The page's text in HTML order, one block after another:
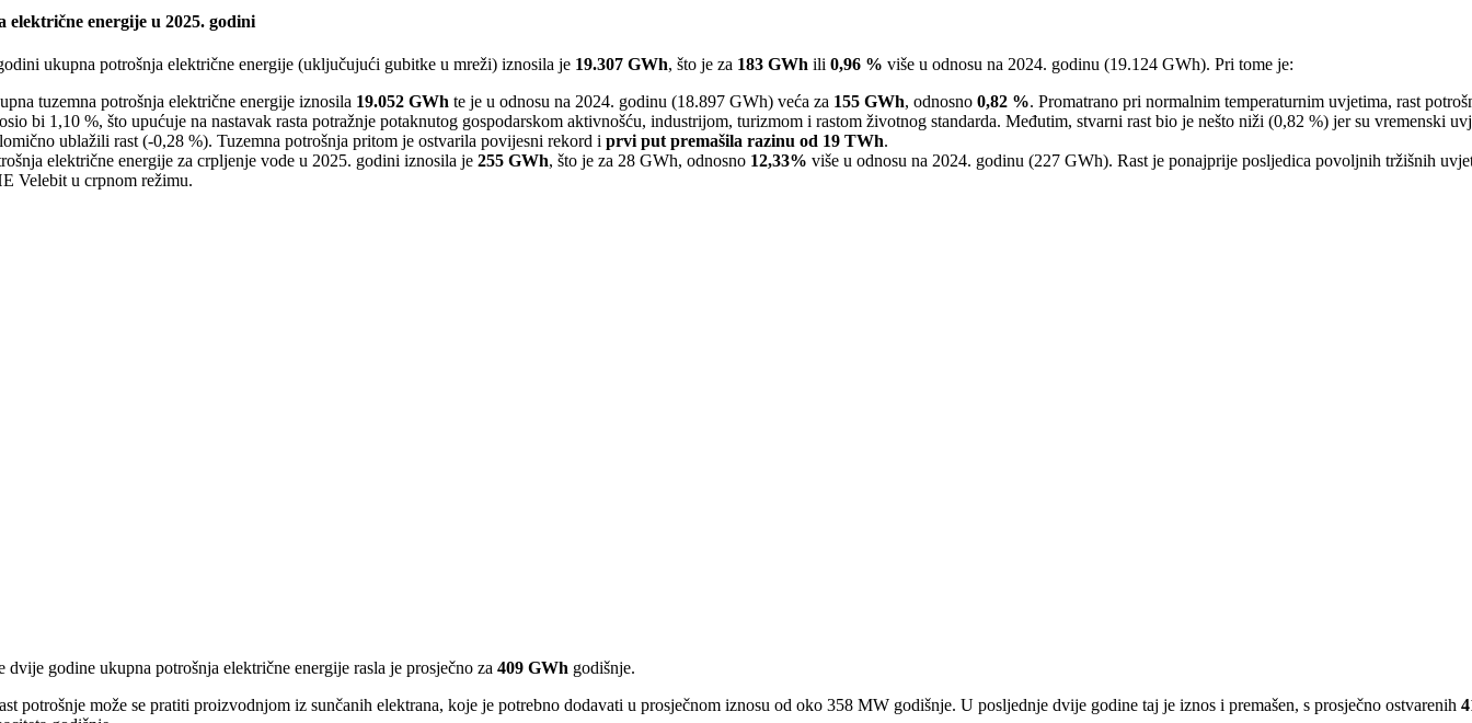
električne energije u 2025. godini
ukupna potrošnja električne energije (uključujući gubitke u mreži) iznosila je 19.307 GWh, što je za 183 GWh ili 0,96 % više u odnosu na 2024. godinu (19.124 GWh). Pri tome je:
tuzemna potrošnja električne energije iznosila 19.052 GWh te je u odnosu na 2024. godinu (18.897 GWh) veća za 155 GWh, odnosno 0,82 %. Promatrano pri normalnim temperaturnim uvjetima, rast
bi 1,10 %, što upućuje na nastavak rasta potražnje potaknutog gospodarskom aktivnošću, industrijom, turizmom i rastom životnog standarda. Međutim, stvarni rast bio je nešto niži (0,82 %) jer su vremenski
ublažili rast (-0,28 %). Tuzemna potrošnja pritom je ostvarila povijesni rekord i prvi put premašila razinu od 19 TWh.
električne energije za crpljenje vode u 2025. godini iznosila je 255 GWh, što je za 28 GWh, odnosno 12,33% više u odnosu na 2024. godinu (227 GWh). Rast je ponajprije posljedica povoljnih tržišnih
Velebit u crpnom režimu.
dvije godine ukupna potrošnja električne energije rasla je prosječno za 409 GWh godišnje.
potrošnje može se pratiti proizvodnjom iz sunčanih elektrana, koje je potrebno dodavati u prosječnom iznosu od oko 358 MW godišnje. U posljednje dvije godine taj je iznos i premašen, s prosječno ostvarenih